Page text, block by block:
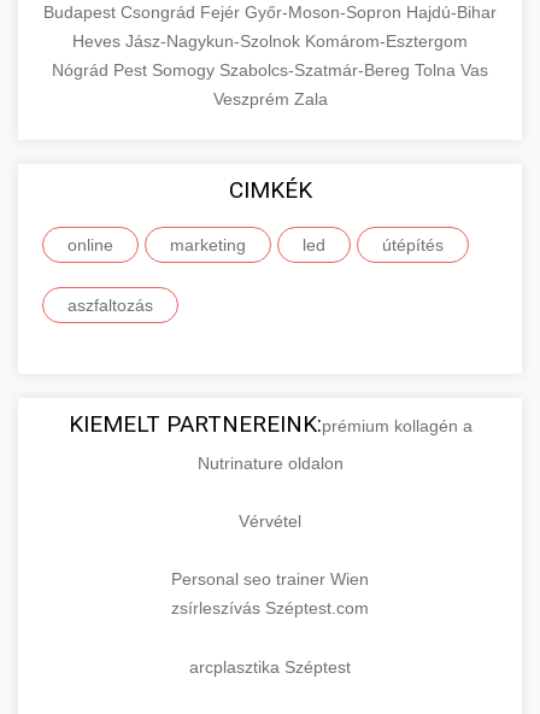
Budapest Csongrád Fejér Győr-Moson-Sopron Hajdú-Bihar
Heves Jász-Nagykun-Szolnok Komárom-Esztergom
Nógrád Pest Somogy Szabolcs-Szatmár-Bereg Tolna Vas
Veszprém Zala
CIMKÉK
online marketing led útépítés
aszfaltozás
KIEMELT PARTNEREINK:prémium kollagén a
Nutrinature oldalon
Vérvétel
Personal seo trainer Wien
zsírleszívás Széptest.com
arcplasztika Széptest